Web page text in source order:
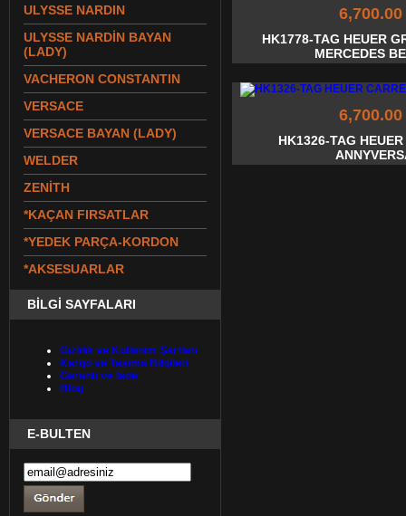
ULYSSE NARDIN
ULYSSE NARDİN BAYAN
(LADY)
VACHERON CONSTANTIN
VERSACE
VERSACE BAYAN (LADY)
WELDER
ZENİTH
*KAÇAN FIRSATLAR
*YEDEK PARÇA-KORDON
*AKSESUARLAR
BİLGİ SAYFALARI
Gizlilik ve Kullanım Şartları
Kargo ve Taşıma Bilgileri
Garanti ve İade
Blog
E-BULTEN
HK1778-TAG HEUER
MERCEDES
HK1326-TAG